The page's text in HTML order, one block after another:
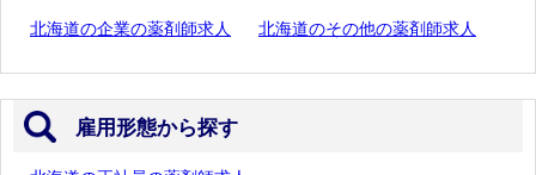
北海道の企業の薬剤師求人 北海道のその他の薬剤師求人
雇用形態から探す